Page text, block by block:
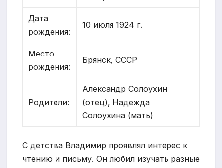
Дата
рождения:
10 июля 1924 г.
Место
рождения:
Брянск, СССР
Родители:
Александр Солоухин
(отец), Надежда
Солоухина (мать)
С детства Владимир проявлял интерес к
чтению и письму. Он любил изучать разные